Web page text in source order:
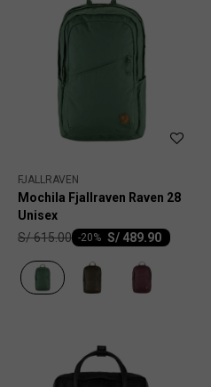
FJALLRAVEN
Mochila Fjallraven Raven 28
Unisex
S/ 489.90
-20
S/615.00